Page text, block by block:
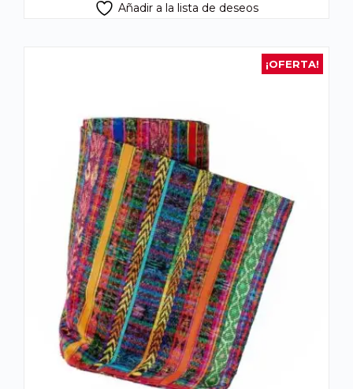
Añadir a la lista de deseos
¡OFERTA!